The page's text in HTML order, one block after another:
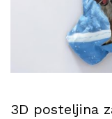
3D posteljina